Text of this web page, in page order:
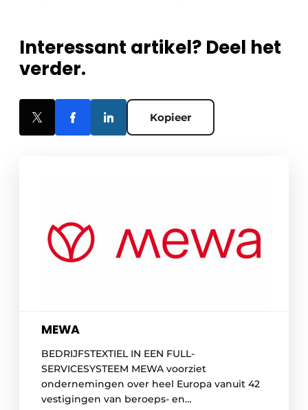
Interessant artikel? Deel het
verder.
Kopieer
MEWA
BEDRIJFSTEXTIEL IN EEN FULL-
SERVICESYSTEEM MEWA voorziet
ondernemingen over heel Europa vanuit 42
vestigingen van beroeps- en